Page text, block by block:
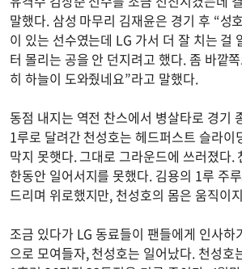
말했다. 삼성 마무리 김재윤은 경기 후 “성
이 있는 선수였는데 LG 가서 더 잘 치는 걸
터 몰리는 공을 안 던지려고 했다. 좀 바깥
히 하늘이 도와줬네요”라고 말했다.
동점 내지는 역전 찬스에서 병살타로 경기
1루로 달려간 천성호는 헤드퍼스트 슬라이
막지 못햇다. 그대로 그라운드에 쓰러졌다.
한동안 일어서지를 못했다. 김용의 1루 주
드리며 위로했지만, 천성호의 몸은 움직이
조금 있다가 LG 동료들이 팬들에게 인사하
으로 모여들자, 천성호는 일어났다. 천성호